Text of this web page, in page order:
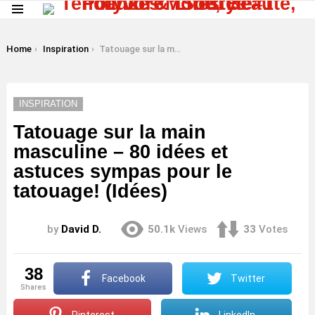
You are here:
Home Inspiration Tatouage sur la main masculine – 80 idées et astuces sympas pour le tatouage! (Idées)
INSPIRATION
Tatouage sur la main
masculine – 80 idées et
astuces sympas pour le
tatouage! (Idées)
by David D. 50.1k Views 33 Votes
38
shares
Facebook Twitter